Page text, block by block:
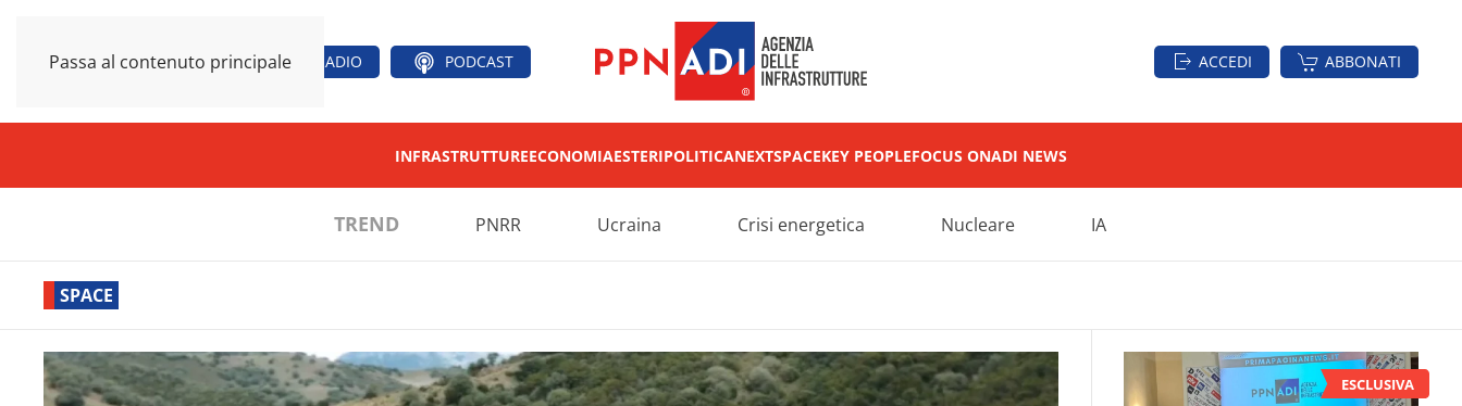
Passa al contenuto principale RADIO PODCAST ACCEDI ABBONATI
INFRASTRUTTUREECONOMIAESTERIPOLITICANEXTSPACEKEY PEOPLEFOCUS ONADI NEWS
TREND PNRR Ucraina Crisi energetica Nucleare IA
SPACE